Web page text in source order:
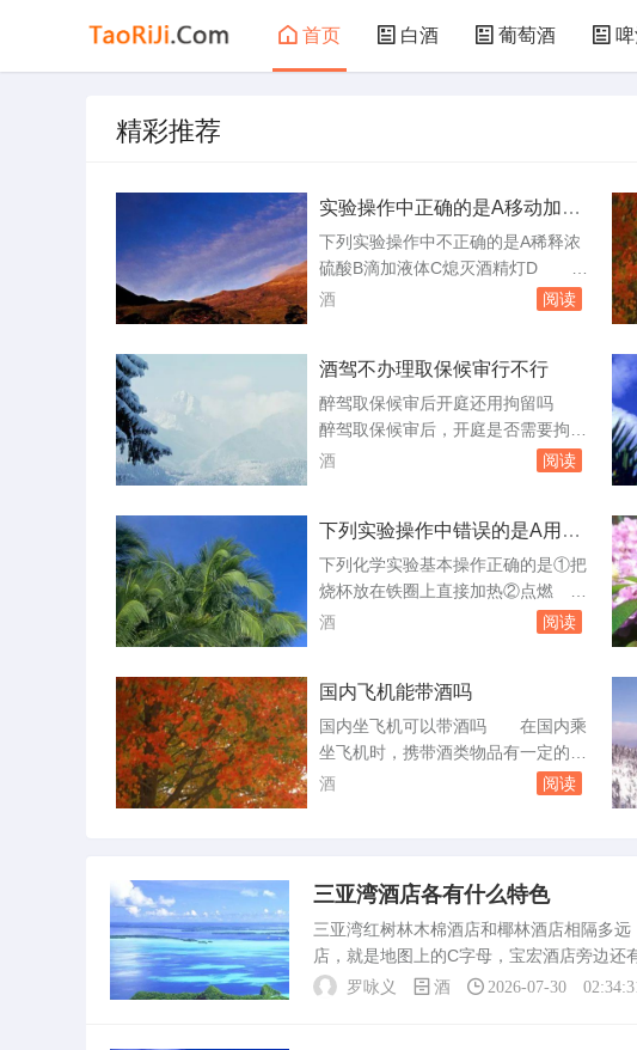
首页 白酒 葡萄酒
精彩推荐
实验操作中正确的是A移动加热
的蒸发皿B滴加液体C熄灭酒精
灯
下列实验操作中不正确的是A稀释浓
硫酸B滴加液体C熄灭酒精灯D
A、稀释浓硫酸时，把浓硫酸沿着容
滴管滴加液体时，胶头滴管要悬空正
放，图中操作正确；C、熄灭酒精灯
时，要用灯帽盖灭，图中操作错误；
D、用手握住试管，试管内气体受热
酒 阅读
酒驾不办理取保候审行不行
醉驾取保候审后开庭还用拘留吗
醉驾取保候审后，开庭是否需要拘留
取决于具体情况。取保候审是一种刑
由，但需要遵守一定的规定。如果在
取保候审期间违反了相关规定，比如
未经允许离开所居住的市、县，或者
干扰证人作证等，可能会导致保证金
酒 阅读
下列实验操作中错误的是A用完
酒精灯后应用灯帽盖灭B给试管
中的
下列化学实验基本操作正确的是①把
烧杯放在铁圈上直接加热②点燃
液体的体积应该超过试管容积的1
炸裂，制取氧气结束后，不应立刻把
装反应物的试管用冷水冲洗干净；⑥
为防止生成的高温熔融物，炸裂瓶
底，进行细铁丝在氧气中燃烧的实验
酒 阅读
国内飞机能带酒吗
国内坐飞机可以带酒吗 在国内乘
坐飞机时，携带酒类物品有一定的规
定。以下是详细的解释：随身携带：
得超过500毫升，并且应包装完好、
标识清晰，需置于透明塑料袋中，接
受安全检查。需要注意的是，酒精。
飞机托运能...
酒 阅读
三亚湾酒店各有什么特色
三亚湾红树林木棉酒店和椰林酒店相隔
店，就是地图上的C字母，宝宏酒店旁边还
亚湾海坡那边了，地图上大写的A字母就是
罗咏义 酒 2026-07-30 02:34:31